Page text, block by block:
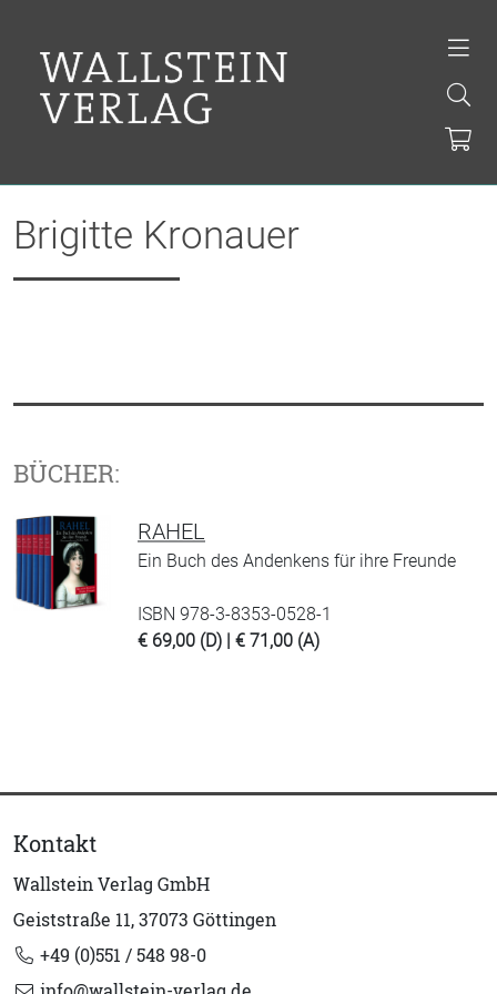
Brigitte Kronauer
BÜCHER:
RAHEL
Ein Buch des Andenkens für ihre Freunde
ISBN 978-3-8353-0528-1
€ 69,00 (D) | € 71,00 (A)
Kontakt
Wallstein Verlag GmbH
Geiststraße 11, 37073 Göttingen
+49 (0)551 / 548 98-0